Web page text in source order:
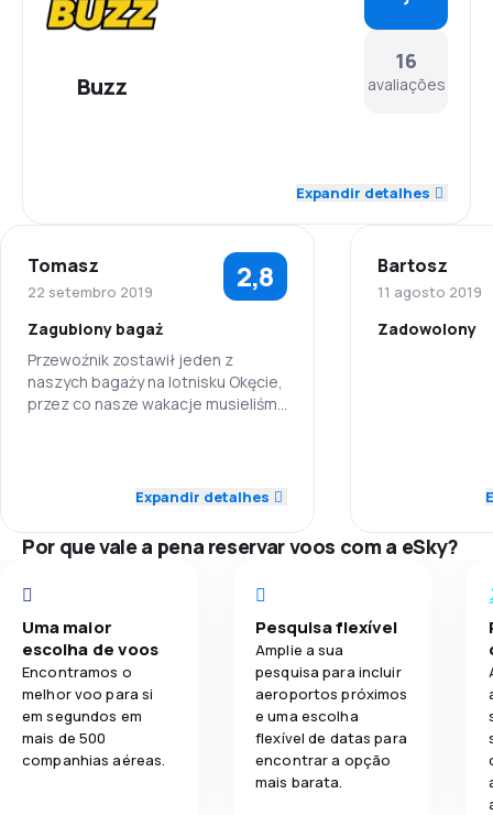
Buzz
16
avaliações
Rede de voos 4,0
Preço dos bilhetes 4,1
Conforto na viagem
Expandir detalhes
Tomasz
22 setembro 2019 2,8
Zagubiony bagaż
Przewoźnik zostawił jeden z
naszych bagaży na lotnisku Okęcie,
przez co nasze wakacje musieliśmy
Pontualidade 4,0
Rede de voos 4,0
Conforto na viagem 2,0
Transporte de bagagem 1,0
Refeições 3,0
Expandir detalhes
Bartosz
11 agosto 2019
Zadowolony
Rede de voos
Preço dos
Conforto na
Transporte
Refeições
Por que vale a pena reservar voos com a eSky?
Uma maior
escolha de voos
Encontramos o
melhor voo para si
em segundos em
mais de 500
companhias aéreas.
Pesquisa flexível
Amplie a sua
pesquisa para incluir
aeroportos próximos
e uma escolha
flexível de datas para
encontrar a opção
mais barata.